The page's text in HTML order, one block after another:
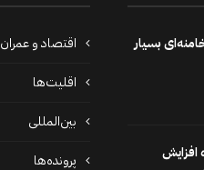
بسیار
افزایش
اقتصاد و عمران
اقلیت‌ها
بین‌المللی
پرونده‌ها